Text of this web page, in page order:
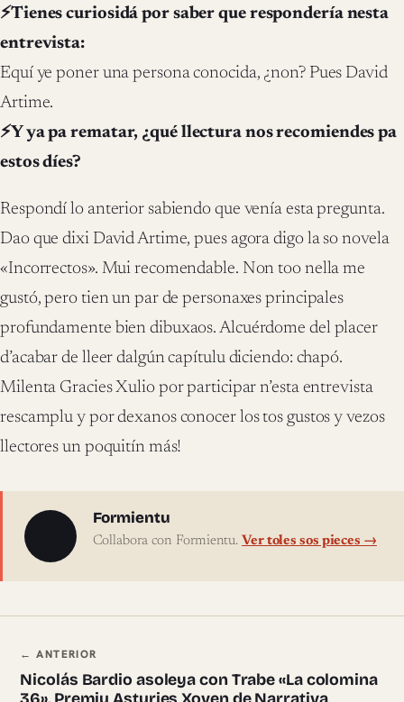
⚡Tienes curiosidá por saber que respondería nesta
entrevista:
Equí ye poner una persona conocida, ¿non? Pues David
Artime.
⚡Y ya pa rematar, ¿qué llectura nos recomiendes pa
estos díes?
Respondí lo anterior sabiendo que venía esta pregunta.
Dao que dixi David Artime, pues agora digo la so novela
«Incorrectos». Mui recomendable. Non too nella me
gustó, pero tien un par de personaxes principales
profundamente bien dibuxaos. Alcuérdome del placer
d’acabar de lleer dalgún capítulu diciendo: chapó.
Milenta Gracies Xulio por participar n’esta entrevista
rescamplu y por dexanos conocer los tos gustos y vezos
llectores un poquitín más!
Sobre l'autor
Formientu
Collabora con Formientu. Ver toles sos pieces →
Navegación ente pieces
← ANTERIOR
Nicolás Bardio asoleya con Trabe «La colomina